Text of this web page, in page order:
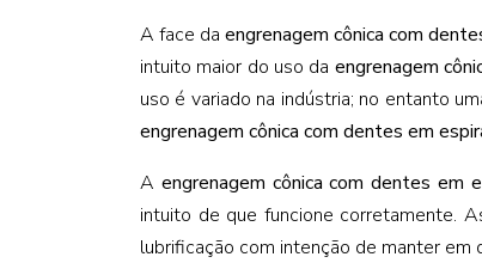
A face daengrenagem cônica com
intuito maior do uso da engrenagem
uso é variado na indústria; no entanto
engrenagem cônica com dentes em
A engrenagem cônica com dentes em
intuito de que funcione corretamente.
lubrificação com intenção de manter em